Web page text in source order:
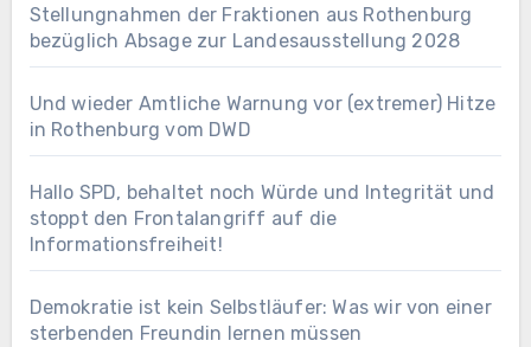
Stellungnahmen der Fraktionen aus Rothenburg
bezüglich Absage zur Landesausstellung 2028
Und wieder Amtliche Warnung vor (extremer) Hitze
in Rothenburg vom DWD
Hallo SPD, behaltet noch Würde und Integrität und
stoppt den Frontalangriff auf die
Informationsfreiheit!
Demokratie ist kein Selbstläufer: Was wir von einer
sterbenden Freundin lernen müssen